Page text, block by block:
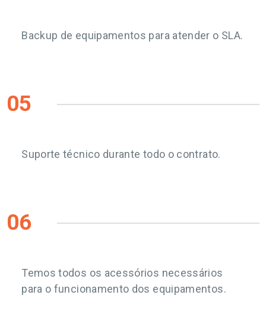
Backup de equipamentos para atender o SLA.
05
Suporte técnico durante todo o contrato.
06
Temos todos os acessórios necessários
para o funcionamento dos equipamentos.